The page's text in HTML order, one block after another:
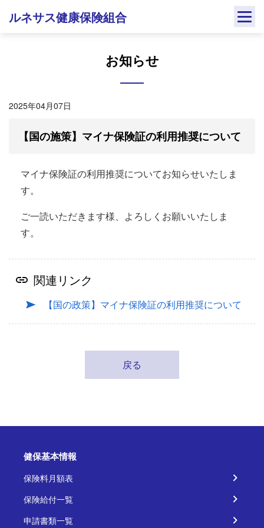
ルネサス健康保険組合
お知らせ
2025年04月07日
【国の施策】マイナ保険証の利用推奨について
マイナ保険証の利用推奨についてお知らせいたしま
す。
ご一読いただきます様、よろしくお願いいたしま
す。
関連リンク
【国の政策】マイナ保険証の利用推奨について
戻る
健保基本情報
保険料月額表
保険給付一覧
申請書類一覧